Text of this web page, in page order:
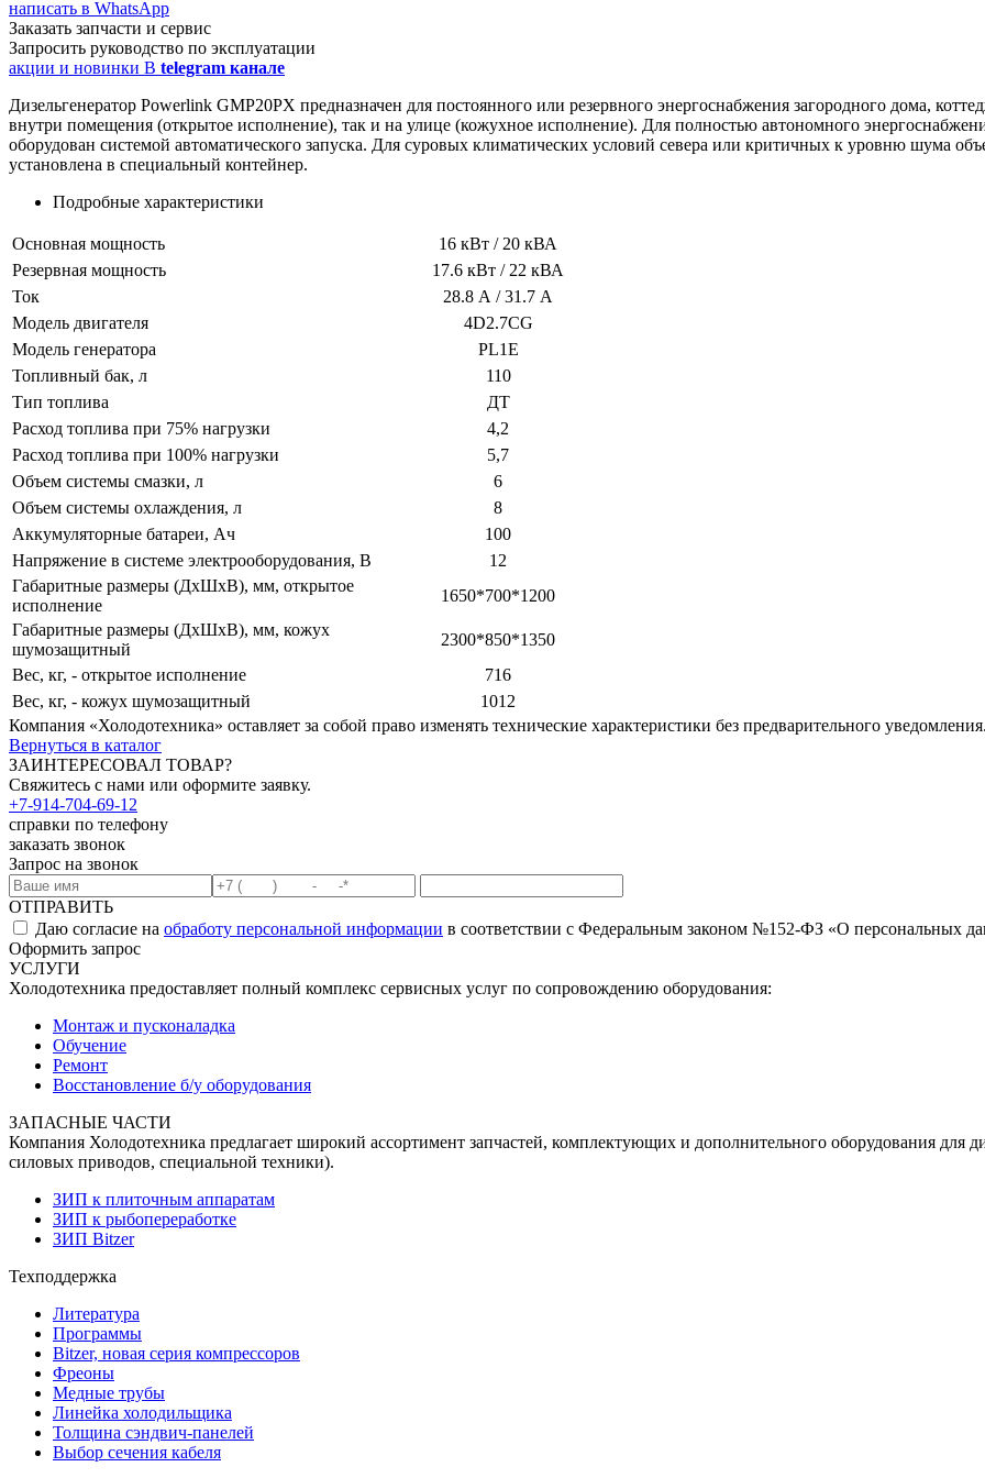
написать в WhatsApp
Заказать запчасти и сервис
Запросить руководство по эксплуатации
акции и новинки В telegram канале
Дизельгенератор Powerlink GMP20PX предназначен для постоянного или резервного энергоснабжения загородного дома,
внутри помещения (открытое исполнение), так и на улице (кожухное исполнение). Для полностью автономного
оборудован системой автоматического запуска. Для суровых климатических условий севера или критичных к уровню шума
установлена в специальный контейнер.
Подробные характеристики
Основная мощность
16 кВт / 20 кВА
Резервная мощность
17.6 кВт / 22 кВА
Ток
28.8 А / 31.7 А
Модель двигателя
4D2.7CG
Модель генератора
PL1E
Топливный бак, л
110
Тип топлива
ДТ
Расход топлива при 75% нагрузки
4,2
Расход топлива при 100% нагрузки
5,7
Объем системы смазки, л
6
Объем системы охлаждения, л
8
Аккумуляторные батареи, Ач
100
Напряжение в системе электрооборудования, В
12
Габаритные размеры (ДхШхВ), мм, открытое
исполнение
1650*700*1200
Габаритные размеры (ДхШхВ), мм, кожух
шумозащитный
2300*850*1350
Вес, кг, - открытое исполнение
716
Вес, кг, - кожух шумозащитный
1012
Компания «Холодотехника» оставляет за собой право изменять технические характеристики без предварительного уведомления.
Вернуться в каталог
ЗАИНТЕРЕСОВАЛ ТОВАР?
Свяжитесь с нами или оформите заявку.
+7-914-704-69-12
справки по телефону
заказать звонок
Запрос на звонок
ОТПРАВИТЬ
Даю согласие на обработу персональной информации в соответствии с Федеральным законом №152-ФЗ «О персональных
Оформить запрос
УСЛУГИ
Холодотехника предоставляет полный комплекс сервисных услуг по сопровождению оборудования:
Монтаж и пусконаладка
Обучение
Ремонт
Восстановление б/у оборудования
ЗАПАСНЫЕ ЧАСТИ
Компания Холодотехника предлагает широкий ассортимент запчастей, комплектующих и дополнительного оборудования для
силовых приводов, специальной техники).
ЗИП к плиточным аппаратам
ЗИП к рыбопереработке
ЗИП Bitzer
Техподдержка
Литература
Программы
Bitzer, новая серия компрессоров
Фреоны
Медные трубы
Линейка холодильщика
Толщина сэндвич-панелей
Выбор сечения кабеля